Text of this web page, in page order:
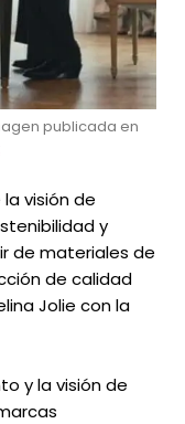
publicada en
visión de
y
de materiales de
de calidad
Jolie con la
y la visión de